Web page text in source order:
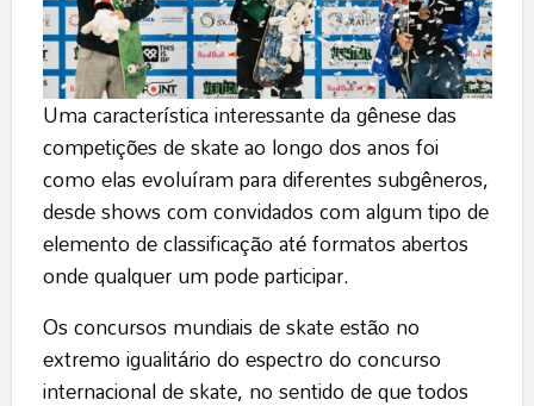
Uma característica interessante da gênese das
competições de skate ao longo dos anos foi
como elas evoluíram para diferentes subgêneros,
desde shows com convidados com algum tipo de
elemento de classificação até formatos abertos
onde qualquer um pode participar.
Os concursos mundiais de skate estão no
extremo igualitário do espectro do concurso
internacional de skate, no sentido de que todos